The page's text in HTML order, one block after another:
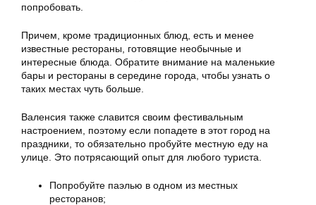
попробовать.
Причем, кроме традиционных блюд, есть и менее
известные рестораны, готовящие необычные и
интересные блюда. Обратите внимание на маленькие
бары и рестораны в середине города, чтобы узнать о
таких местах чуть больше.
Валенсия также славится своим фестивальным
настроением, поэтому если попадете в этот город на
праздники, то обязательно пробуйте местную еду на
улице. Это потрясающий опыт для любого туриста.
Попробуйте паэлью в одном из местных
ресторанов;